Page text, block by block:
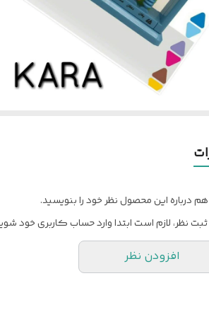
درباره این محصول نظر خود را بنویسید.
ثبت نظر، لازم است ابتدا وارد حساب کاربری خود
افزودن نظر